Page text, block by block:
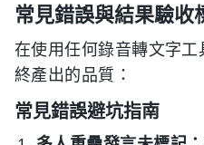
常見錯誤與結果驗收
在使用任何錄音轉文字
終產出的品質：
常見錯誤避坑指南